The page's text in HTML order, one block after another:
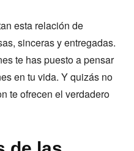
esta relación de
sinceras y entregadas.
te has puesto a pensar
en tu vida. Y quizás no
te ofrecen el verdadero